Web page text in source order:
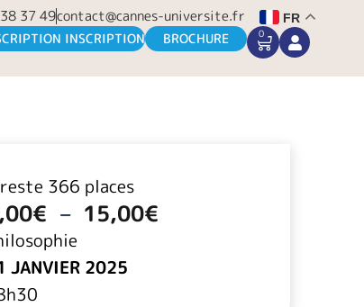
37 49contact@cannes-universite.fr FR
INSCRIPTION BROCHURE 0
CART
366 places
€ – 15,00€
JANVIER 2025